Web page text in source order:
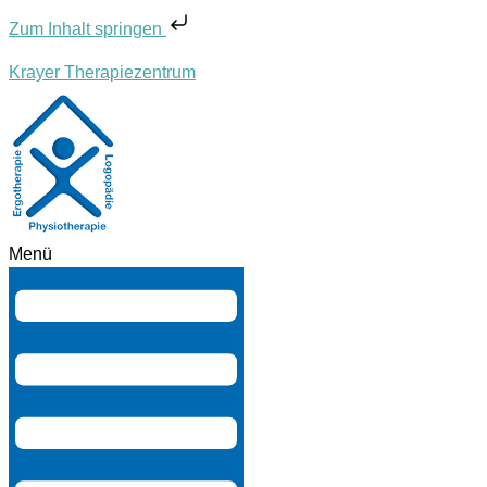
Zum Inhalt springen
Krayer Therapiezentrum
Menü